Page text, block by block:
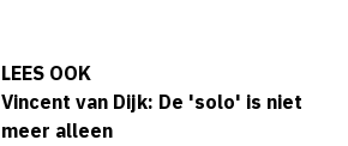
LEES OOK
Vincent van Dijk: De 'solo' is niet
meer alleen